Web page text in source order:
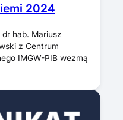
2024
hab. Mariusz
z Centrum
IMGW-PIB wezmą